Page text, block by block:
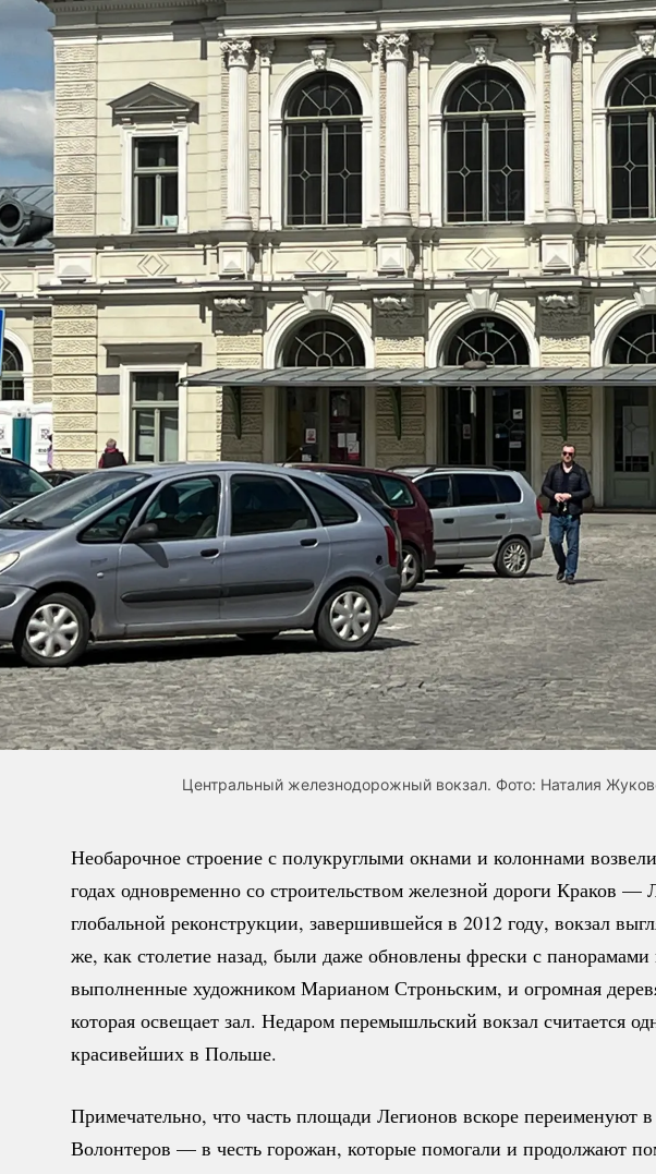
Центральный железнодорожный вокзал. Фото: Наталия
Необарочное строение с полукруглыми окнами и колоннами
годах одновременно со строительством железной дороги Краков —
глобальной реконструкции, завершившейся в 2012 году, вокзал
же, как столетие назад, были даже обновлены фрески с панорамами
выполненные художником Марианом Строньским, и огромная
которая освещает зал. Недаром перемышльский вокзал считается
красивейших в Польше.
Примечательно, что часть площади Легионов вскоре переименуют в
Волонтеров — в честь горожан, которые помогали и продолжают